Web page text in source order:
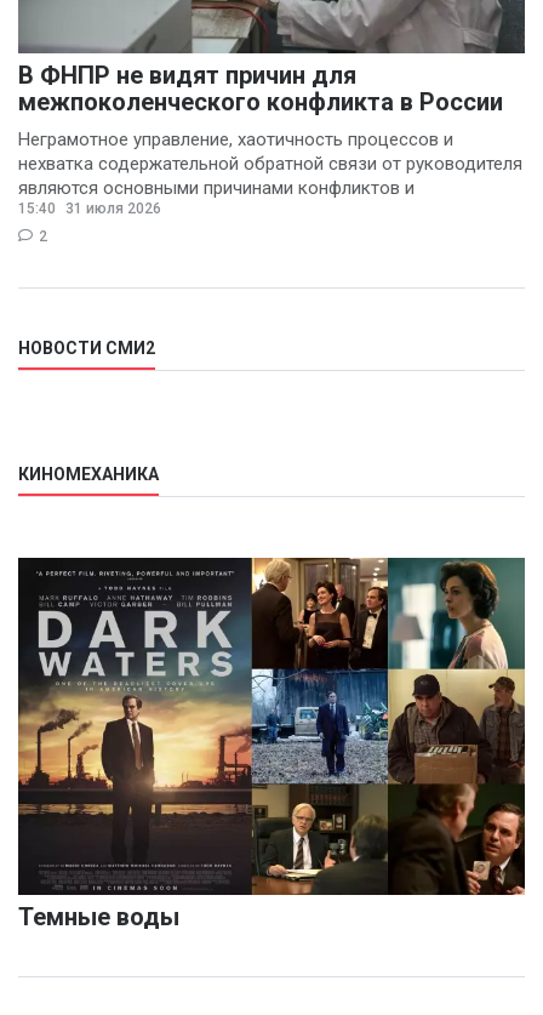
В ФНПР не видят причин для
межпоколенческого конфликта в России
Неграмотное управление, хаотичность процессов и
нехватка содержательной обратной связи от руководителя
являются основными причинами конфликтов и
раздражения в
15:40
31 июля 2026
2
НОВОСТИ СМИ2
КИНОМЕХАНИКА
Темные воды